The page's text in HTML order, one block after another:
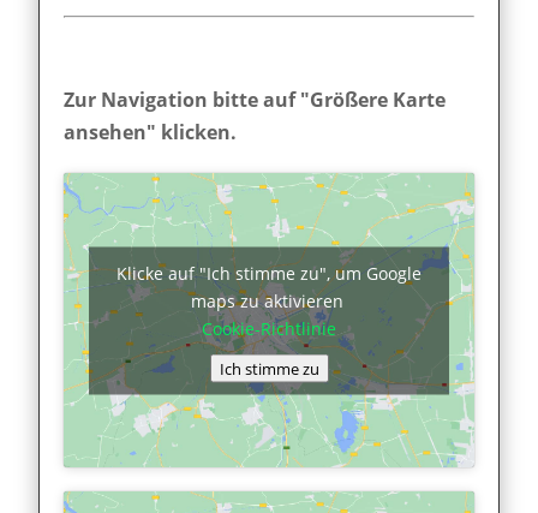
Zur Navigation bitte auf "Größere Karte
ansehen" klicken.
Klicke auf "Ich stimme zu", um Google
maps zu aktivieren
Cookie-Richtlinie
Ich stimme zu